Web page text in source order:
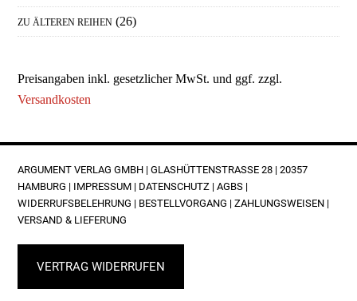
ZU ÄLTEREN REIHEN (26)
Preisangaben inkl. gesetzlicher MwSt. und ggf. zzgl.
Versandkosten
FOOTER
ARGUMENT VERLAG GMBH | GLASHÜTTENSTRASSE 28 | 20357 H
AMBURG | IMPRESSUM | DATENSCHUTZ |AGBS |
WIDERRUFSBELEHRUNG | BESTELLVORGANG |ZAHLUNGSWEISEN |
VERSAND & LIEFERUNG
VERTRAG WIDERRUFEN